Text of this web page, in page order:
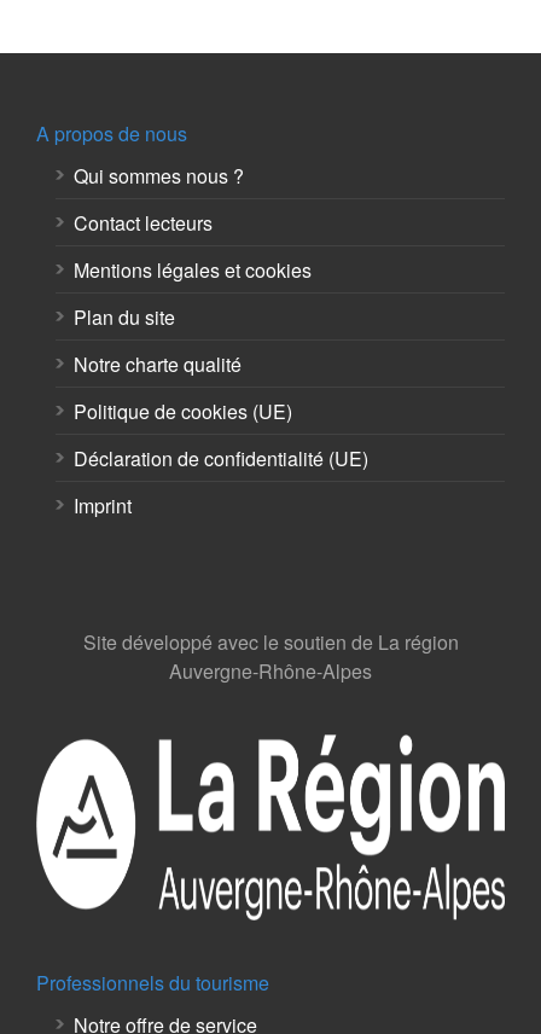
A propos de nous
Qui sommes nous ?
Contact lecteurs
Mentions légales et cookies
Plan du site
Notre charte qualité
Politique de cookies (UE)
Déclaration de confidentialité (UE)
Imprint
Site développé avec le soutien de La région
Auvergne-Rhône-Alpes
Professionnels du tourisme
Notre offre de service